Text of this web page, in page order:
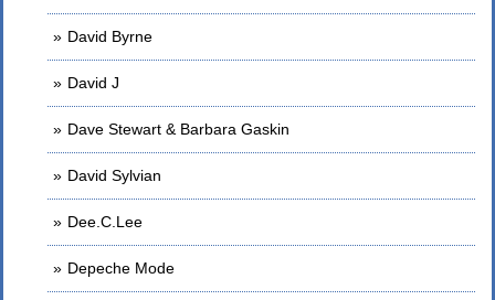
David Byrne
David J
Dave Stewart & Barbara Gaskin
David Sylvian
Dee.C.Lee
Depeche Mode